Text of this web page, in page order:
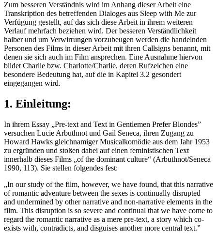
Zum besseren Verständnis wird im Anhang dieser Arbeit eine
Transkription des betreffenden Dialoges aus Sleep with Me zur
Verfügung gestellt, auf das sich diese Arbeit in ihrem weiteren
Verlauf mehrfach beziehen wird. Der besseren Verständlichkeit
halber und um Verwirrungen vorzubeugen werden die handelnden
Personen des Films in dieser Arbeit mit ihren Callsigns benannt, mit
denen sie sich auch im Film ansprechen. Eine Ausnahme hiervon
bildet Charlie bzw. Charlotte/Charlie, deren Rufzeichen eine
besondere Bedeutung hat, auf die in Kapitel 3.2 gesondert
eingegangen wird.
1. Einleitung:
In ihrem Essay „Pre-text and Text in Gentlemen Prefer Blondes”
versuchen Lucie Arbuthnot und Gail Seneca, ihren Zugang zu
Howard Hawks gleichnamiger Musicalkomödie aus dem Jahr 1953
zu ergründen und stoßen dabei auf einen feministischen Text
innerhalb dieses Films „of the dominant culture“ (Arbuthnot/Seneca
1990, 113). Sie stellen folgendes fest:
„In our study of the film, however, we have found, that this narrative
of romantic adventure between the sexes is continually disrupted
and undermined by other narrative and non-narrative elements in the
film. This disruption is so severe and continual that we have come to
regard the romantic narrative as a mere pre-text, a story which co­
exists with, contradicts, and disguises another more central text.”